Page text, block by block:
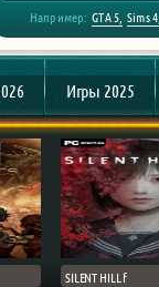
Например: GTA 5 Sims 4
Игры 2025
SILENT HILL f